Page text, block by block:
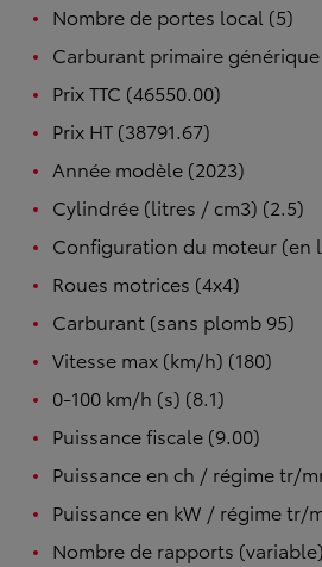
Nombre de portes local (5)
Carburant primaire
Prix TTC (46550.00)
Prix HT (38791.67)
Année modèle (2023)
Cylindrée (litres / cm3) (2.5)
Configuration du moteur (en
Roues motrices (4x4)
Carburant (sans plomb 95)
Vitesse max (km/h) (180)
0-100 km/h (s) (8.1)
Puissance fiscale (9.00)
Puissance en ch / régime tr/
Puissance en kW / régime tr/
Nombre de rapports (variable)